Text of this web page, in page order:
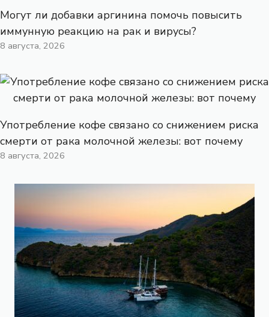
Могут ли добавки аргинина помочь повысить
иммунную реакцию на рак и вирусы?
8 августа, 2026
Употребление кофе связано со снижением риска
смерти от рака молочной железы: вот почему
8 августа, 2026